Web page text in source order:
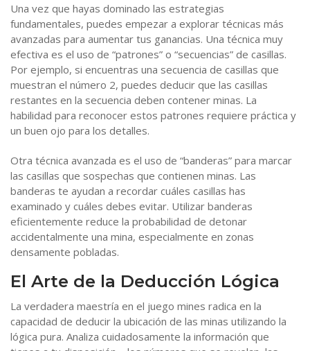
Una vez que hayas dominado las estrategias
fundamentales, puedes empezar a explorar técnicas más
avanzadas para aumentar tus ganancias. Una técnica muy
efectiva es el uso de “patrones” o “secuencias” de casillas.
Por ejemplo, si encuentras una secuencia de casillas que
muestran el número 2, puedes deducir que las casillas
restantes en la secuencia deben contener minas. La
habilidad para reconocer estos patrones requiere práctica y
un buen ojo para los detalles.
Otra técnica avanzada es el uso de “banderas” para marcar
las casillas que sospechas que contienen minas. Las
banderas te ayudan a recordar cuáles casillas has
examinado y cuáles debes evitar. Utilizar banderas
eficientemente reduce la probabilidad de detonar
accidentalmente una mina, especialmente en zonas
densamente pobladas.
El Arte de la Deducción Lógica
La verdadera maestría en el juego mines radica en la
capacidad de deducir la ubicación de las minas utilizando la
lógica pura. Analiza cuidadosamente la información que